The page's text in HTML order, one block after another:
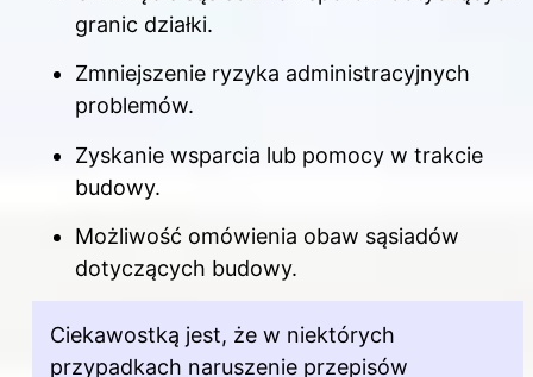
granic działki.
Zmniejszenie ryzyka administracyjnych
problemów.
Zyskanie wsparcia lub pomocy w trakcie
budowy.
Możliwość omówienia obaw sąsiadów
dotyczących budowy.
Ciekawostką jest, że w niektórych
przypadkach naruszenie przepisów